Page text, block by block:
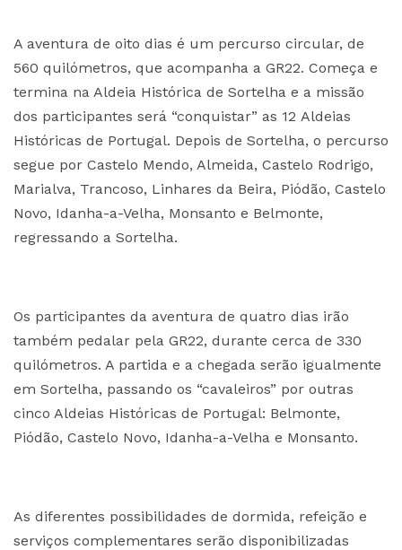
A aventura de oito dias é um percurso circular, de
560 quilómetros, que acompanha a GR22. Começa e
termina na Aldeia Histórica de Sortelha e a missão
dos participantes será “conquistar” as 12 Aldeias
Históricas de Portugal. Depois de Sortelha, o percurso
segue por Castelo Mendo, Almeida, Castelo Rodrigo,
Marialva, Trancoso, Linhares da Beira, Piódão, Castelo
Novo, Idanha-a-Velha, Monsanto e Belmonte,
regressando a Sortelha.
Os participantes da aventura de quatro dias irão
também pedalar pela GR22, durante cerca de 330
quilómetros. A partida e a chegada serão igualmente
em Sortelha, passando os “cavaleiros” por outras
cinco Aldeias Históricas de Portugal: Belmonte,
Piódão, Castelo Novo, Idanha-a-Velha e Monsanto.
As diferentes possibilidades de dormida, refeição e
serviços complementares serão disponibilizadas